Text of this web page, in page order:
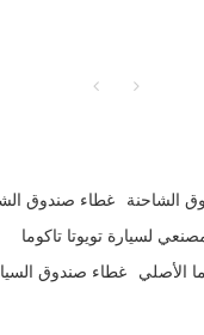
الشاحنة غطاء صندوق
لسيارة تويوتا تاكوما
الأصلي غطاء صندوق